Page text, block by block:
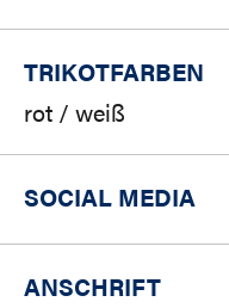
TRIKOTFARBEN
rot / weiß
SOCIAL MEDIA
ANSCHRIFT